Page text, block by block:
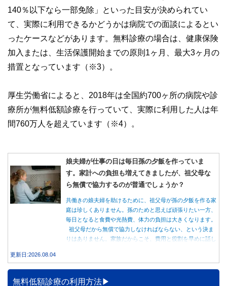
140％以下なら一部免除」といった目安が決められてい
て、実際に利用できるかどうかは病院での面談によるとい
ったケースなどがあります。無料診療の場合は、健康保険
加入または、生活保護開始までの原則1ヶ月、最大3ヶ月の
措置となっています（※3）。
厚生労働省によると、2018年は全国約700ヶ所の病院や診
療所が無料低額診療を行っていて、実際に利用した人は年
間760万人を超えています（※4）。
娘夫婦が仕事の日は毎日孫の夕飯を作っていま
す。家計への負担も増えてきましたが、祖父母な
ら無償で協力するのが普通でしょうか？
共働きの娘夫婦を助けるために、祖父母が孫の夕飯を作る家
庭は珍しくありません。孫のためと思えば頑張りたい一方、
毎日となると食費や光熱費、体力の負担は大きくなります。
祖父母だから無償で協力しなければならない、という決ま
りはありません。家族だからこそ、費用と役割を早めに話し
更新日:2026.08.04
無料低額診療の利用方法